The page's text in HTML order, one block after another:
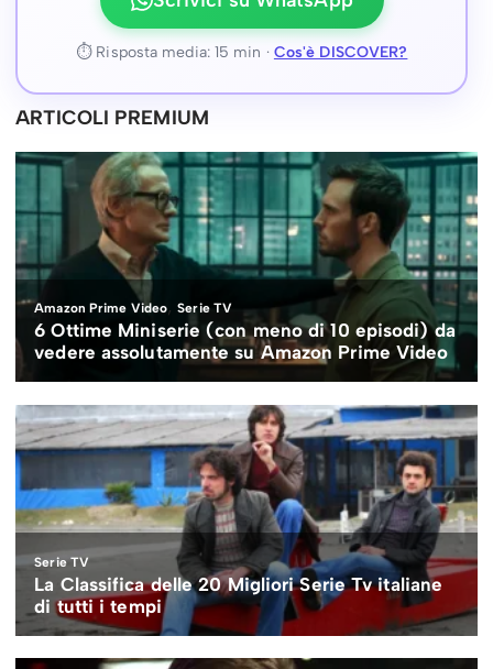
⏱ Risposta media: 15 min · Cos'è DISCOVER?
ARTICOLI PREMIUM